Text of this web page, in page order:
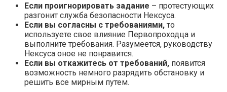
Если проигнорировать задание – протестующих
разгонит служба безопасности Нексуса.
Если вы согласны с требованиями, то
используете свое влияние Первопроходца и
выполните требования. Разумеется, руководству
Нексуса оное не понравится.
Если вы откажитесь от требований, появится
возможность немного разрядить обстановку и
решить все мирным путем.